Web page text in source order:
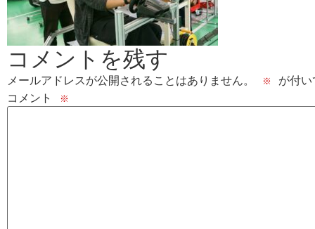
コメントを残す
メールアドレスが公開されることはありません。 ※
が付
コメント
※